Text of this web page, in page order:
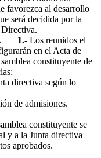
favorezca al desarrollo
será decidida por la
Directiva.
1.- Los reunidos el
en el Acta de
constituyente de
directiva según lo
de admisiones.
constituyente se
y a la Junta directiva
aprobados.